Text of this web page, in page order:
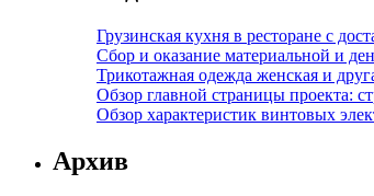
Грузинская кухня в ресторане с
Сбор и оказание материальной и
Трикотажная одежда женская и
Обзор главной страницы проекта:
Обзор характеристик винтовых
Архив